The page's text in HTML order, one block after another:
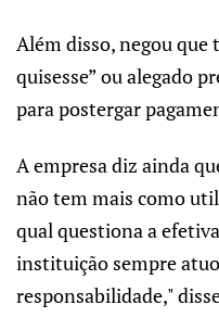
Além disso, negou que
quisesse” ou alegado
para postergar
A empresa diz ainda
não tem mais como
qual questiona a
instituição sempre
responsabilidade,"